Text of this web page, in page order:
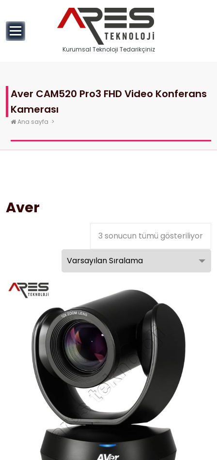
Kurumsal Teknoloji Tedarikçiniz
Aver CAM520 Pro3 FHD Video Konferans
Kamerası
Ana sayfa >
Aver
3 sonucun tümü gösteriliyor